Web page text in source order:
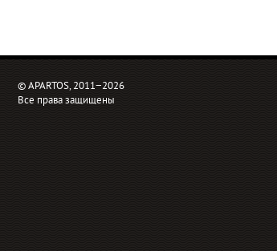
© APARTOS, 2011−2026
Все права защищены